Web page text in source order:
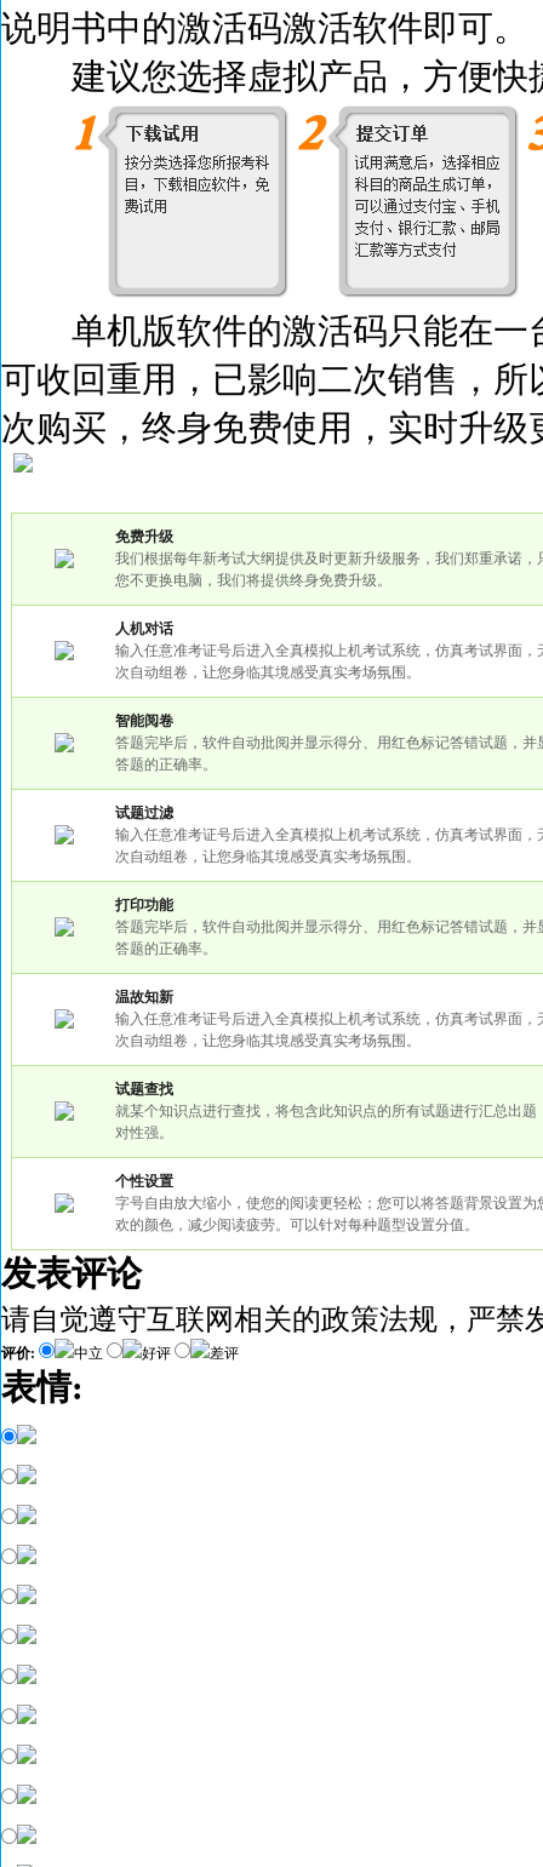
说明书中的激活码激活软件即可。
建议您选择虚拟产品，方便快
单机版软件的激活码只能在一
可收回重用，已影响二次销售，
次购买，终身免费使用，实时升
免费升级
我们根据每年新考试大纲提供及时更新升级服务，我们郑重承诺，
您不更换电脑，我们将提供终身免费升级。
人机对话
输入任意准考证号后进入全真模拟上机考试系统，仿真考试界面，
次自动组卷，让您身临其境感受真实考场氛围。
智能阅卷
答题完毕后，软件自动批阅并显示得分、用红色标记答错试题，并
答题的正确率。
试题过滤
输入任意准考证号后进入全真模拟上机考试系统，仿真考试界面，
次自动组卷，让您身临其境感受真实考场氛围。
打印功能
答题完毕后，软件自动批阅并显示得分、用红色标记答错试题，并
答题的正确率。
温故知新
输入任意准考证号后进入全真模拟上机考试系统，仿真考试界面，
次自动组卷，让您身临其境感受真实考场氛围。
试题查找
就某个知识点进行查找，将包含此知识点的所有试题进行汇总出题
对性强。
个性设置
字号自由放大缩小，使您的阅读更轻松；您可以将答题背景设置为
欢的颜色，减少阅读疲劳。可以针对每种题型设置分值。
发表评论
请自觉遵守互联网相关的政策法规，严禁
评价: 中立 好评 差评
表情: